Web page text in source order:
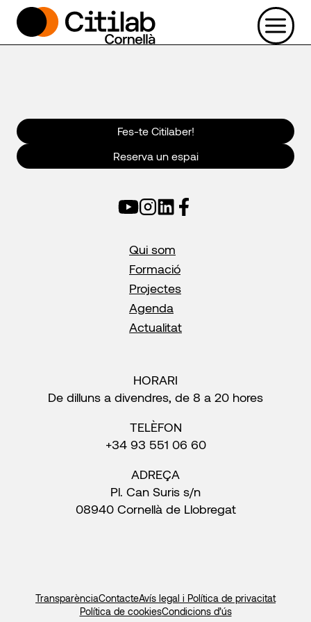
contingut
Qui som
Formació
Projectes
Agenda
Actualitat
Fes-te Citilaber!
Reserva un espai
HORARI
De dilluns a divendres, de 8 a 20 hores
TELÈFON
+34 93 551 06 60
ADREÇA
Pl. Can Suris s/n
08940 Cornellà de Llobregat
TransparènciaContacteAvís legal i Política de privacitat
Política de cookiesCondicions d’ús